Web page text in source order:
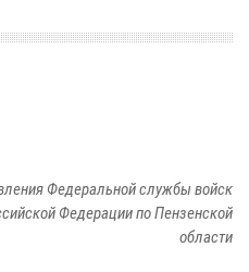
Федеральной службы войск
Федерации по Пензенской
области